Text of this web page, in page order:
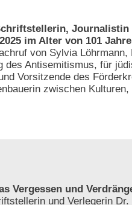
im Alter von 101
von Sylvia
des Antisemitismus, für
Vorsitzende des
zwischen
Vergessen und
und Verlegerin